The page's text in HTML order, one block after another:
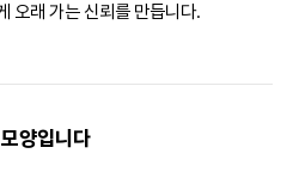
오래 가는 신뢰를 만듭니다.
양입니다